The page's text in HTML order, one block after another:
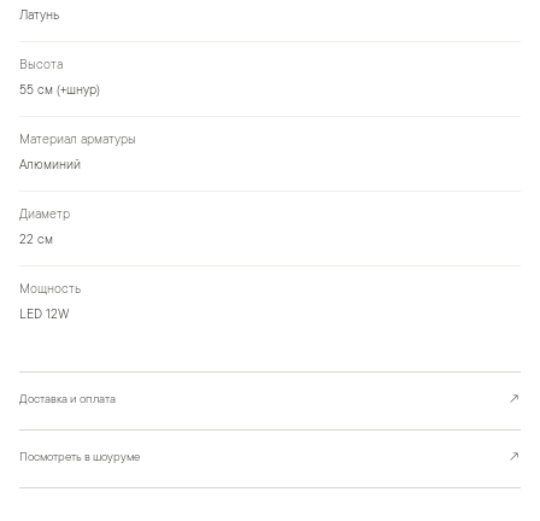
Латунь
Высота
55 см (+шнур)
Материал арматуры
Алюминий
Диаметр
22 см
Мощность
LED 12W
Доставка и оплата ↗
Посмотреть в шоуруме ↗